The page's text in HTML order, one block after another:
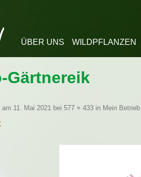
ÜBER UNS WILDPFLANZEN
Gärtnereik
am 11. Mai 2021 bei 577 × 433 in Mein